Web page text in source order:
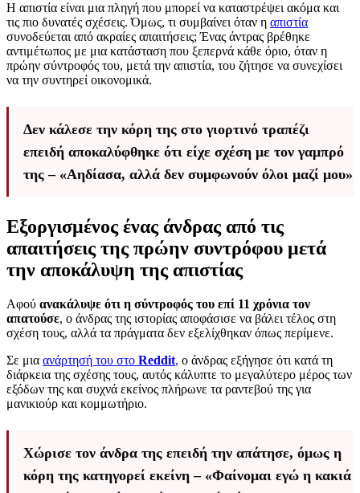
Η απιστία είναι μια πληγή που μπορεί να καταστρέψει ακόμα και
τις πιο δυνατές σχέσεις. Όμως, τι συμβαίνει όταν η απιστία
συνοδεύεται από ακραίες απαιτήσεις; Ένας άντρας βρέθηκε
αντιμέτωπος με μια κατάσταση που ξεπερνά κάθε όριο, όταν η
πρώην σύντροφός του, μετά την απιστία, του ζήτησε να συνεχίσει
να την συντηρεί οικονομικά.
Δεν κάλεσε την κόρη της στο γιορτινό τραπέζι
επειδή αποκαλύφθηκε ότι είχε σχέση με τον γαμπρό
της – «Αηδίασα, αλλά δεν συμφωνούν όλοι μαζί μου»
Εξοργισμένος ένας άνδρας από τις
απαιτήσεις της πρώην συντρόφου μετά
την αποκάλυψη της απιστίας
Αφού ανακάλυψε ότι η σύντροφός του επί 11 χρόνια τον
απατούσε, ο άνδρας της ιστορίας αποφάσισε να βάλει τέλος στη
σχέση τους, αλλά τα πράγματα δεν εξελίχθηκαν όπως περίμενε.
Σε μια ανάρτησή του στο Reddit, ο άνδρας εξήγησε ότι κατά τη
διάρκεια της σχέσης τους, αυτός κάλυπτε το μεγαλύτερο μέρος των
εξόδων της και συχνά εκείνος πλήρωνε τα ραντεβού της για
μανικιούρ και κομμωτήριο.
Χώρισε τον άνδρα της επειδή την απάτησε, όμως η
κόρη της κατηγορεί εκείνη – «Φαίνομαι εγώ η κακιά